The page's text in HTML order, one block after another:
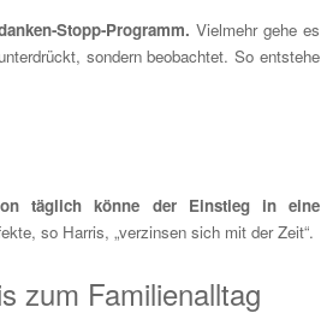
Stopp-Programm. Vielmehr gehe es
sondern beobachtet. So entstehe
täglich könne der Einstieg in eine
so Harris, „verzinsen sich mit der Zeit“.
zum Familienalltag